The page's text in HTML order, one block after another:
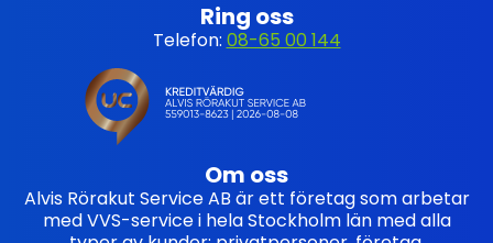
Ring oss
Telefon: 08-65 00 144
Om oss
Alvis Rörakut Service AB är ett företag som arbetar
med VVS-service i hela Stockholm län med alla